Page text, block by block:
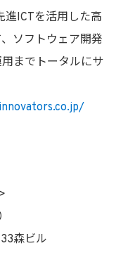
進ICTを活用した高
ソフトウェア開発
までトータルにサ
森ビル